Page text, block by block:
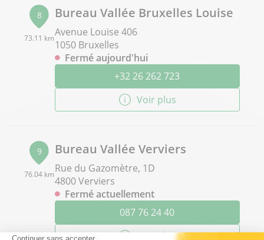
8
73.11 km
Bureau Vallée Bruxelles Louise
Avenue Louise 406
1050 Bruxelles
Fermé aujourd'hui
+32 26 262 723
Voir plus
9
76.04 km
Bureau Vallée Verviers
Rue du Gazomètre, 1D
4800 Verviers
Fermé actuellement
087 76 24 40
Voir plus